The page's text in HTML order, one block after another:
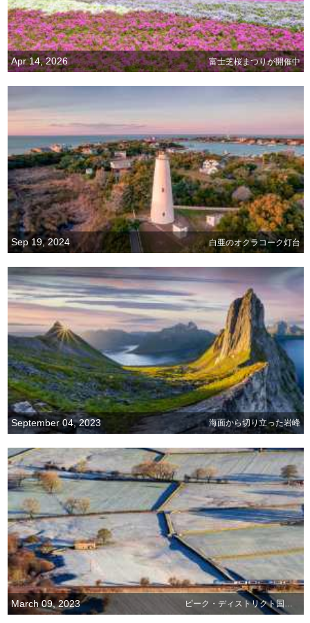
Apr 14, 2026 富士芝桜まつりが開催中
Sep 19, 2024 白亜のオクラコーク灯台
September 04, 2023 海面から切り立った岩峰
March 09, 2023 ピーク・ディストリクト国立公園